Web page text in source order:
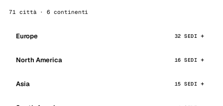
71 città · 6 continenti
Europe 32 SEDI
North America 16 SEDI
Asia 15 SEDI